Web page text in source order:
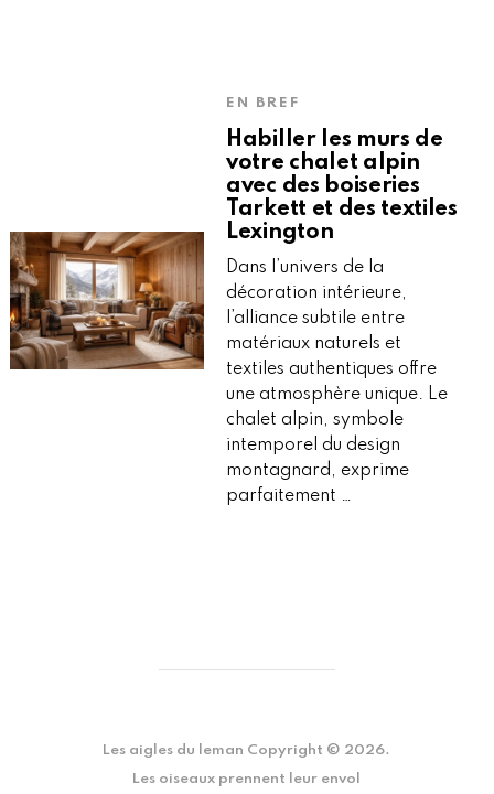
EN BREF
Habiller les murs de
votre chalet alpin
avec des boiseries
Tarkett et des textiles
Lexington
Dans l’univers de la
décoration intérieure,
l’alliance subtile entre
matériaux naturels et
textiles authentiques offre
une atmosphère unique. Le
chalet alpin, symbole
intemporel du design
montagnard, exprime
parfaitement …
Les aigles du leman Copyright © 2026.
Les oiseaux prennent leur envol